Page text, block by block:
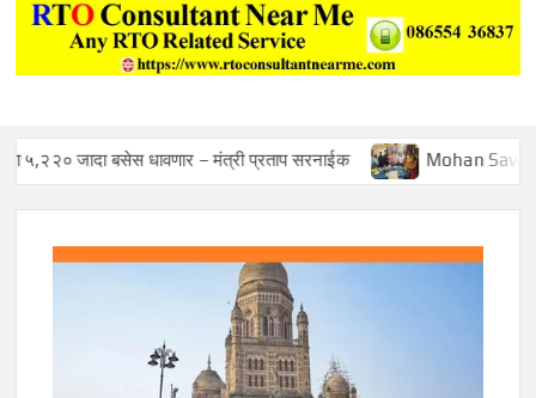
धावणार – मंत्री प्रताप सरनाईक Mohan Sawant Appointed